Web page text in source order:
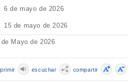
6 de mayo de 2026
15 de mayo de 2026
Mayo de 2026
compartir
escuchar